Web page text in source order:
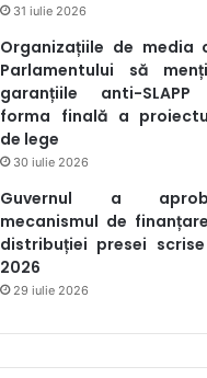
31 iulie 2026
Organizațiile de media
Parlamentului să
garanțiile anti-
forma finală a
de lege
30 iulie 2026
Guvernul a
mecanismul de
distribuției presei
2026
29 iulie 2026